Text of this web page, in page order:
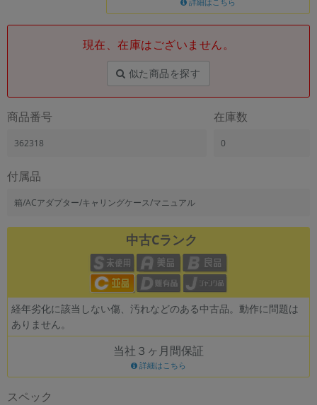
詳細はこちら
現在、在庫はございません。
似た商品を探す
商品番号
362318
在庫数
0
付属品
箱/ACアダプター/キャリングケース/マニュアル
中古Cランク
経年劣化に該当しない傷、汚れなどのある中古品。動作に問題は
ありません。
当社３ヶ月間保証
詳細はこちら
スペック